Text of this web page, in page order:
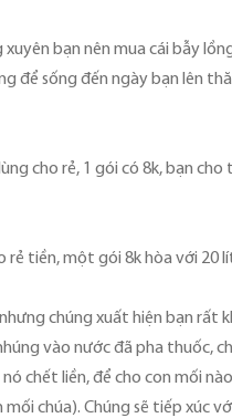
bạn nên mua cái bẫy
để sống đến ngày bạn lên
cho rẻ, 1 gói có 8k, bạn
rẻ tiền, một gói 8k hòa với 20
chúng xuất hiện bạn
vào nước đã pha thuốc,
chết liền, để cho con mối
chúa). Chúng sẽ tiếp xúc